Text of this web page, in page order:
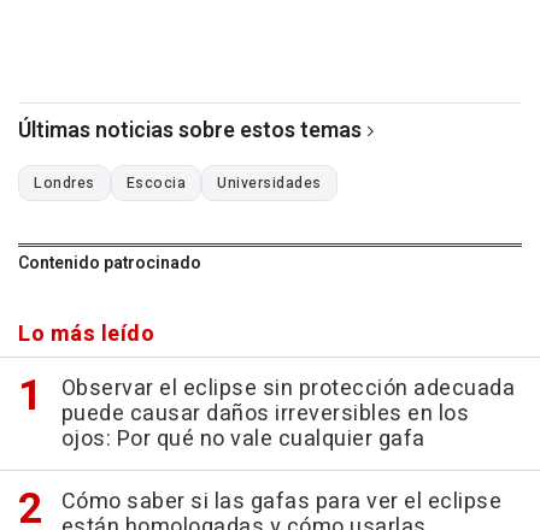
Últimas noticias sobre estos temas
Londres Escocia Universidades
Contenido patrocinado
Lo más leído
Observar el eclipse sin protección adecuada
puede causar daños irreversibles en los
ojos: Por qué no vale cualquier gafa
Cómo saber si las gafas para ver el eclipse